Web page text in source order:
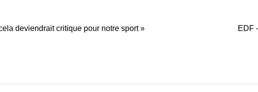
deviendrait critique pour notre sport »
EDF